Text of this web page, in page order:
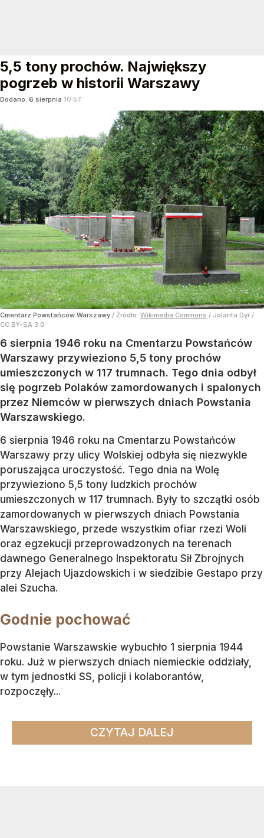
5,5 tony prochów. Największy
pogrzeb w historii Warszawy
Dodano: 6 sierpnia 10:57
Cmentarz Powstańców Warszawy / Źródło: Wikimedia Commons / Jolanta Dyr /
CC BY-SA 3.0
6 sierpnia 1946 roku na Cmentarzu Powstańców
Warszawy przywieziono 5,5 tony prochów
umieszczonych w 117 trumnach. Tego dnia odbył
się pogrzeb Polaków zamordowanych i spalonych
przez Niemców w pierwszych dniach Powstania
Warszawskiego.
6 sierpnia 1946 roku na Cmentarzu Powstańców
Warszawy przy ulicy Wolskiej odbyła się niezwykle
poruszająca uroczystość. Tego dnia na Wolę
przywieziono 5,5 tony ludzkich prochów
umieszczonych w 117 trumnach. Były to szczątki osób
zamordowanych w pierwszych dniach Powstania
Warszawskiego, przede wszystkim ofiar rzezi Woli
oraz egzekucji przeprowadzonych na terenach
dawnego Generalnego Inspektoratu Sił Zbrojnych
przy Alejach Ujazdowskich i w siedzibie Gestapo przy
alei Szucha.
Godnie pochować
Powstanie Warszawskie wybuchło 1 sierpnia 1944
roku. Już w pierwszych dniach niemieckie oddziały,
w tym jednostki SS, policji i kolaborantów,
rozpoczęły...
CZYTAJ DALEJ